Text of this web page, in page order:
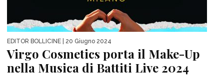
EDITOR BOLLICINE | 20 Giugno 2024
Virgo Cosmetics porta il Make-Up
nella Musica di Battiti Live 2024